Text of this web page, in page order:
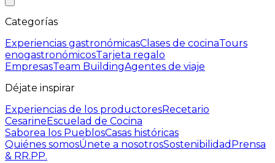
Categorías
Experiencias gastronómicasClases de cocinaTours
enogastronómicosTarjeta regalo
EmpresasTeam BuildingAgentes de viaje
Déjate inspirar
Experiencias de los productoresRecetario
CesarineEscuelad de Cocina
Saborea los PueblosCasas históricas
Quiénes somosÚnete a nosotrosSostenibilidad Prensa
& RR.PP.